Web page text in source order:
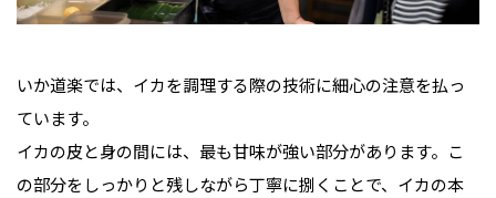
いか道楽では、イカを調理する際の技術に細心の注意を払っ
ています。
イカの皮と身の間には、最も甘味が強い部分があります。こ
の部分をしっかりと残しながら丁寧に捌くことで、イカの本